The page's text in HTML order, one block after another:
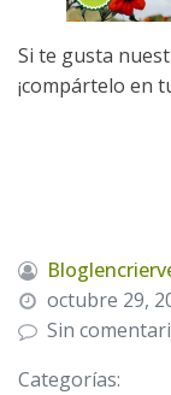
Si te gusta
¡compártelo en
octubre 29,
Sin
Categorías: